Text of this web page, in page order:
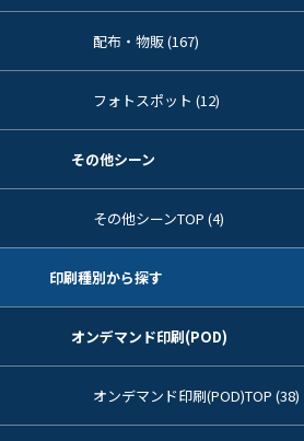
配布・物販 (167)
フォトスポット (12)
その他シーン
その他シーンTOP (4)
印刷種別から探す
オンデマンド印刷(POD)
オンデマンド印刷(POD)TOP (38)